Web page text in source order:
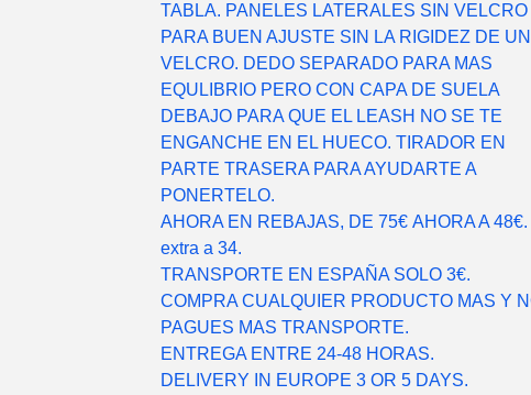
TABLA. PANELES LATERALES SIN VELCRO
PARA BUEN AJUSTE SIN LA RIGIDEZ DE UN
VELCRO. DEDO SEPARADO PARA MAS
EQULIBRIO PERO CON CAPA DE SUELA
DEBAJO PARA QUE EL LEASH NO SE TE
ENGANCHE EN EL HUECO. TIRADOR EN
PARTE TRASERA PARA AYUDARTE A
PONERTELO.
AHORA EN REBAJAS, DE 75€ AHORA A 48€.
extra a 34.
TRANSPORTE EN ESPAÑA SOLO 3€.
COMPRA CUALQUIER PRODUCTO MAS Y
PAGUES MAS TRANSPORTE.
ENTREGA ENTRE 24-48 HORAS.
DELIVERY IN EUROPE 3 OR 5 DAYS.